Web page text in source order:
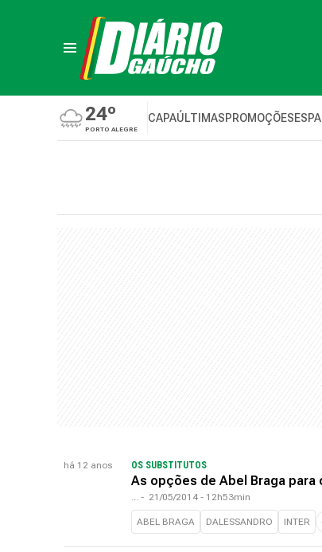
24º
PORTO ALEGRE
CAPAÚLTIMASPROMOÇÕES
há 12 anos OS SUBSTITUTOS
As opções de Abel Braga
... - 21/05/2014 - 12h53min
ABEL BRAGA DALESSANDRO INTER